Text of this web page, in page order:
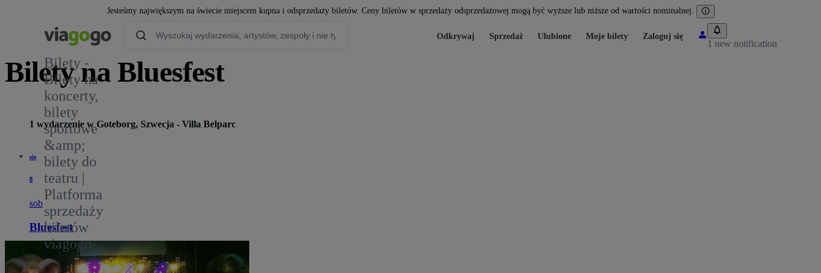
Jesteśmy największym na świecie miejscem kupna i odsprzedaży biletów. Ceny biletów w sprzedaży odsprzedażowej mogą być wyższe lub niższe od wartości nominalnej.
Bilety -
Bilety na
koncerty,
bilety
sportowe
&amp;
bilety do
teatru |
Platforma
sprzedaży
biletów
viagogo
Odkrywaj Sprzedaż Ulubione Moje bilety Zaloguj się
1 new notification
Bilety na Bluesfest
1 wydarzenie w Goteborg, Szwecja - Villa Belparc
sie
8
sob
Bluesfest
15:00 Goteborg, SzwecjaVilla Belparc
Villa Belparc